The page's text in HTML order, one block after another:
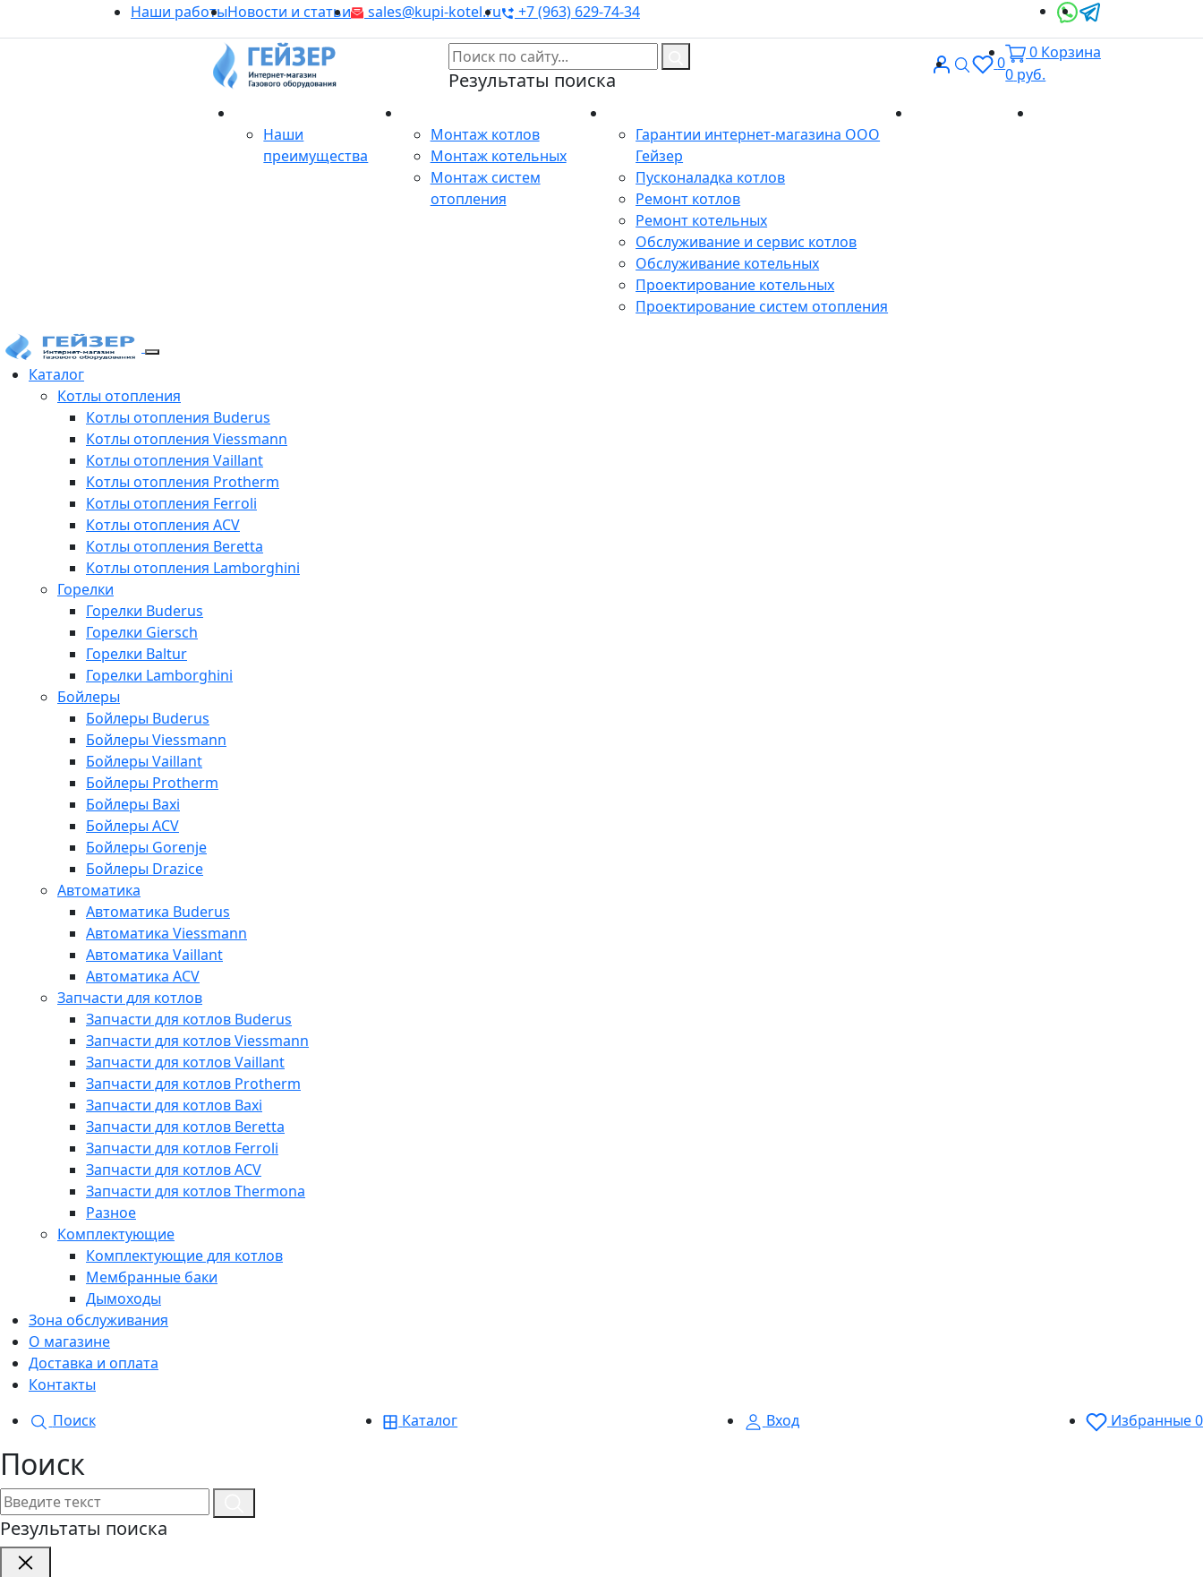
Наши работыНовости и статьи sales@kupi-kotel.ru +7 (963) 629-74-34
Результаты поиска
ВходПоиск
0
0 Корзина
0 руб.
Наши
преимущества
Монтаж котлов
Монтаж котельных
Монтаж систем
отопления
Гарантии интернет-магазина ООО
Гейзер
Пусконаладка котлов
Ремонт котлов
Ремонт котельных
Обслуживание и сервис котлов
Обслуживание котельных
Проектирование котельных
Проектирование систем отопления
Каталог
Котлы отопления
Котлы отопления Buderus
Котлы отопления Viessmann
Котлы отопления Vaillant
Котлы отопления Protherm
Котлы отопления Ferroli
Котлы отопления ACV
Котлы отопления Beretta
Котлы отопления Lamborghini
Горелки
Горелки Buderus
Горелки Giersch
Горелки Baltur
Горелки Lamborghini
Бойлеры
Бойлеры Buderus
Бойлеры Viessmann
Бойлеры Vaillant
Бойлеры Protherm
Бойлеры Baxi
Бойлеры ACV
Бойлеры Gorenje
Бойлеры Drazice
Автоматика
Автоматика Buderus
Автоматика Viessmann
Автоматика Vaillant
Автоматика ACV
Запчасти для котлов
Запчасти для котлов Buderus
Запчасти для котлов Viessmann
Запчасти для котлов Vaillant
Запчасти для котлов Protherm
Запчасти для котлов Baxi
Запчасти для котлов Beretta
Запчасти для котлов Ferroli
Запчасти для котлов ACV
Запчасти для котлов Thermona
Разное
Комплектующие
Комплектующие для котлов
Мембранные баки
Дымоходы
Зона обслуживания
О магазине
Доставка и оплата
Контакты
Поиск
Каталог Вход Избранные0
Поиск
Результаты поиска